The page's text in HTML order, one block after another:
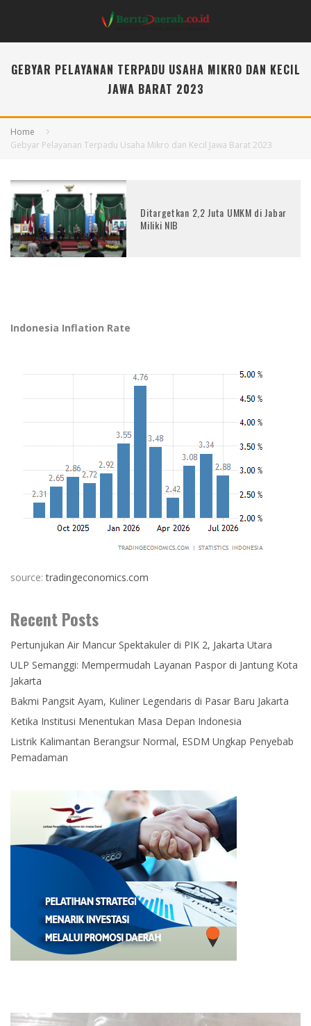
GEBYAR PELAYANAN TERPADU USAHA MIKRO DAN KECIL
JAWA BARAT 2023
Home
Gebyar Pelayanan Terpadu Usaha Mikro dan Kecil Jawa Barat 2023
Ditargetkan 2,2 Juta UMKM di Jabar
Miliki NIB
Indonesia Inflation Rate
source:tradingeconomics.com
Recent Posts
Pertunjukan Air Mancur Spektakuler di PIK 2, Jakarta Utara
ULP Semanggi: Mempermudah Layanan Paspor di Jantung Kota
Jakarta
Bakmi Pangsit Ayam, Kuliner Legendaris di Pasar Baru Jakarta
Ketika Institusi Menentukan Masa Depan Indonesia
Listrik Kalimantan Berangsur Normal, ESDM Ungkap Penyebab
Pemadaman